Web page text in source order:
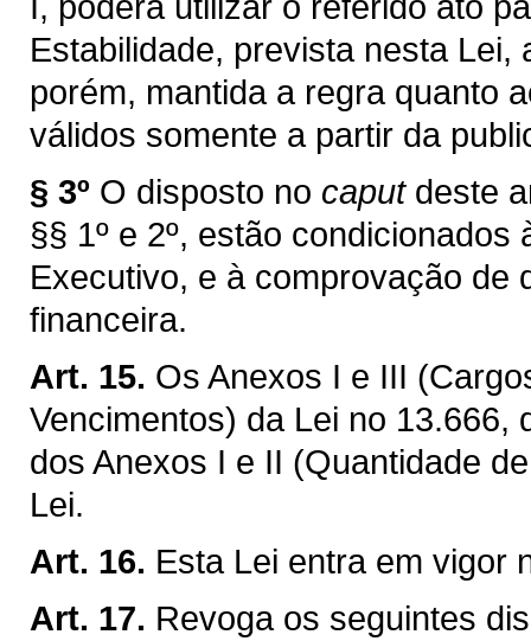
Estabilidade, prevista nesta
porém, mantida a regra quanto
válidos somente a partir da
§ 3º O disposto no caputdeste
§§ 1º e 2º, estão
Executivo, e à comprovação de
financeira.
Art. 15. Os Anexos I e III
Vencimentos) da Lei no 13.666,
dos Anexos I e II (Quantidade
Lei.
Art. 16. Esta Lei entra em vigor
Art. 17. Revoga os seguintes